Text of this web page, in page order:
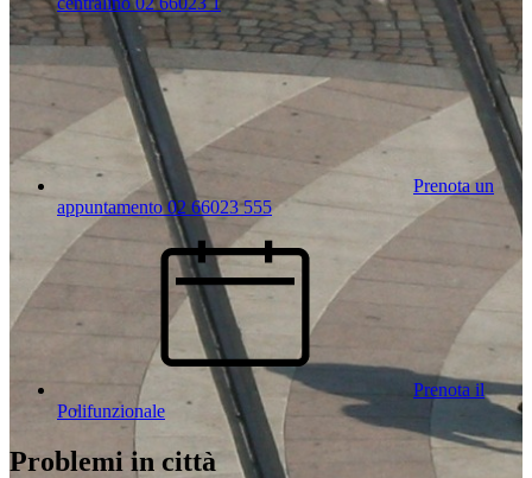
Prenota un
appuntamento 02 66023 555
Prenota il
Polifunzionale
Problemi in città